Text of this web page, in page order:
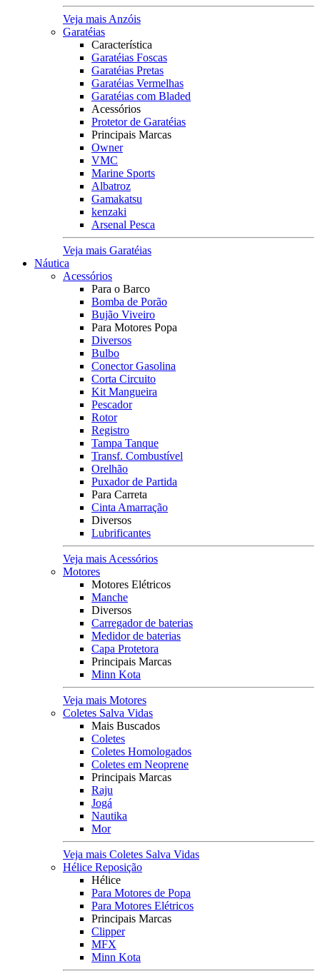
Veja mais Anzóis
Garatéias
Característica
Garatéias Foscas
Garatéias Pretas
Garatéias Vermelhas
Garatéias com Bladed
Acessórios
Protetor de Garatéias
Principais Marcas
Owner
VMC
Marine Sports
Albatroz
Gamakatsu
kenzaki
Arsenal Pesca
Veja mais Garatéias
Náutica
Acessórios
Para o Barco
Bomba de Porão
Bujão Viveiro
Para Motores Popa
Diversos
Bulbo
Conector Gasolina
Corta Circuito
Kit Mangueira
Pescador
Rotor
Registro
Tampa Tanque
Transf. Combustível
Orelhão
Puxador de Partida
Para Carreta
Cinta Amarração
Diversos
Lubrificantes
Veja mais Acessórios
Motores
Motores Elétricos
Manche
Diversos
Carregador de baterias
Medidor de baterias
Capa Protetora
Principais Marcas
Minn Kota
Veja mais Motores
Coletes Salva Vidas
Mais Buscados
Coletes
Coletes Homologados
Coletes em Neoprene
Principais Marcas
Raju
Jogá
Nautika
Mor
Veja mais Coletes Salva Vidas
Hélice Reposição
Hélice
Para Motores de Popa
Para Motores Elétricos
Principais Marcas
Clipper
MFX
Minn Kota